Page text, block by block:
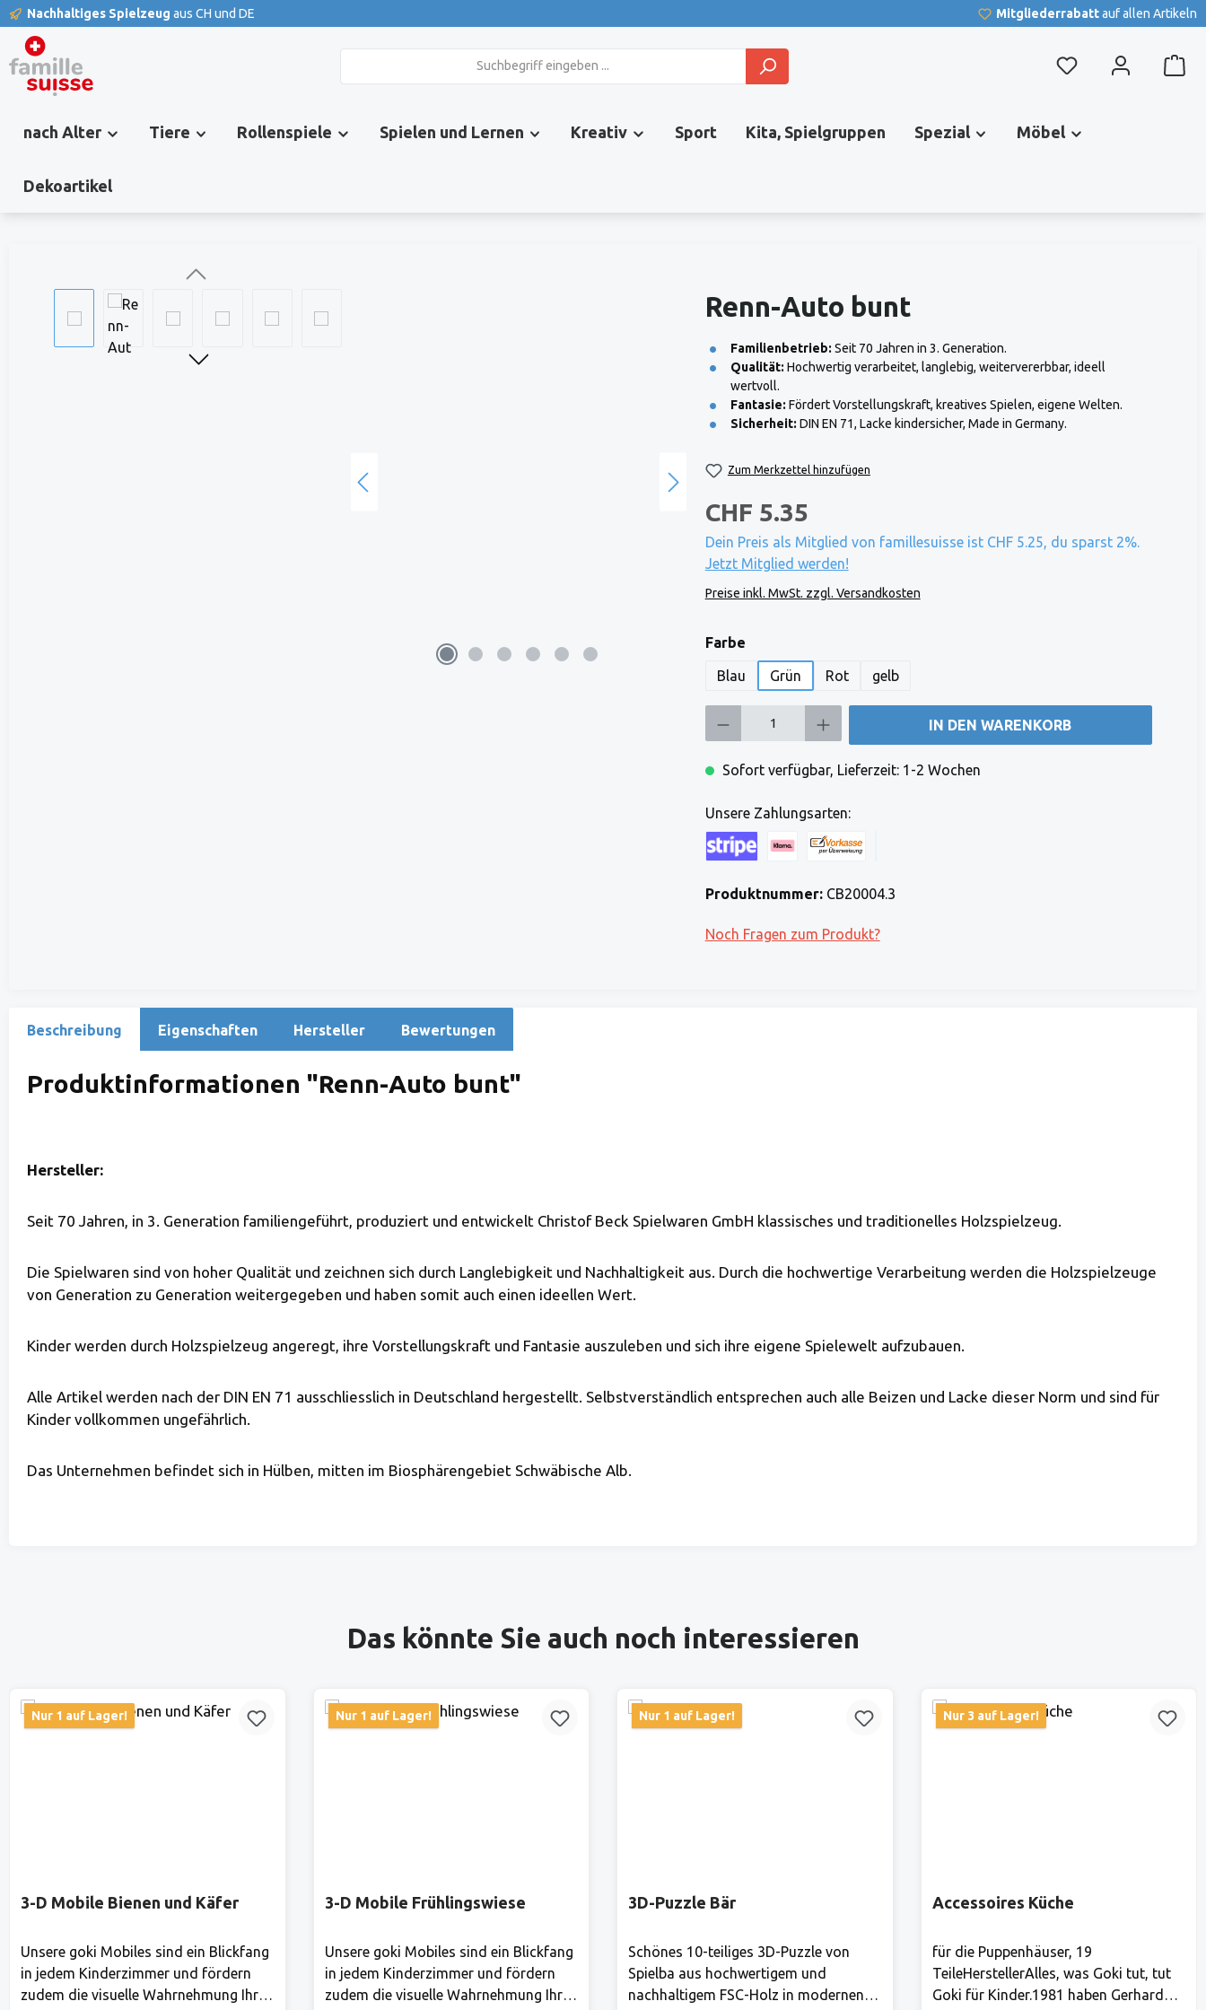
Zur Hauptnavigation springen
Nachhaltiges Spielzeug aus CH und DE Mitgliederrabattauf allen Artikeln
Du hast 0 Produkte
nach Alter Tiere Rollenspiele Spielen und Lernen Kreativ Sport Kita, Spielgruppen Spezial Möbel
Dekoartikel
Bildergalerie überspringen Renn-Auto bunt
Familienbetrieb: Seit 70 Jahren in 3. Generation.
Qualität: Hochwertig verarbeitet, langlebig, weitervererbbar, ideell
wertvoll.
Fantasie: Fördert Vorstellungskraft, kreatives Spielen, eigene Welten.
Sicherheit: DIN EN 71, Lacke kindersicher, Made in Germany.
Zum Merkzettel hinzufügen
CHF 5.35
Dein Preis als Mitglied von famillesuisse ist CHF 5.25, du sparst 2%.
Jetzt Mitglied werden!
Preise inkl. MwSt. zzgl. Versandkosten
Farbeauswählen
Blau Grün Rot gelb
IN DEN WARENKORB
Sofort verfügbar, Lieferzeit: 1-2 Wochen
Unsere Zahlungsarten:
Produktnummer: CB20004.3
Noch Fragen zum Produkt?
Beschreibung Eigenschaften Hersteller Bewertungen
Produktinformationen "Renn-Auto bunt"
Hersteller:
Seit 70 Jahren, in 3. Generation familiengeführt, produziert und entwickelt Christof Beck Spielwaren GmbH klassisches und traditionelles Holzspielzeug.
Die Spielwaren sind von hoher Qualität und zeichnen sich durch Langlebigkeit und Nachhaltigkeit aus. Durch die hochwertige Verarbeitung werden die Holzspielzeuge
von Generation zu Generation weitergegeben und haben somit auch einen ideellen Wert.
Kinder werden durch Holzspielzeug angeregt, ihre Vorstellungskraft und Fantasie auszuleben und sich ihre eigene Spielewelt aufzubauen.
Alle Artikel werden nach der DIN EN 71 ausschliesslich in Deutschland hergestellt. Selbstverständlich entsprechen auch alle Beizen und Lacke dieser Norm und sind für
Kinder vollkommen ungefährlich.
Das Unternehmen befindet sich in Hülben, mitten im Biosphärengebiet Schwäbische Alb.
Das könnte Sie auch noch interessieren
Nur 1 auf Lager!
3-D Mobile Bienen und Käfer
Unsere goki Mobiles sind ein Blickfang
in jedem Kinderzimmer und fördern
zudem die visuelle Wahrnehmung Ihres
Nur 1 auf Lager!
3-D Mobile Frühlingswiese
Unsere goki Mobiles sind ein Blickfang
in jedem Kinderzimmer und fördern
zudem die visuelle Wahrnehmung Ihres
Nur 1 auf Lager!
3D-Puzzle Bär
Schönes 10-teiliges 3D-Puzzle von
Spielba aus hochwertigem und
nachhaltigem FSC-Holz in modernen
Nur 3 auf Lager!
Accessoires Küche
für die Puppenhäuser, 19
TeileHerstellerAlles, was Goki tut, tut
Goki für Kinder.1981 haben Gerhard